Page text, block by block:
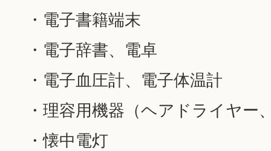
・電子書籍端末
・電子辞書、電卓
・電子血圧計、電子体温計
・理容用機器（ヘアドライヤー
・懐中電灯